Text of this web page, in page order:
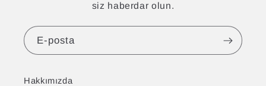
siz haberdar olun.
E-posta
Hakkımızda